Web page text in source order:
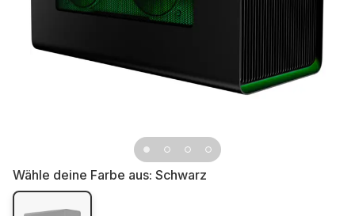
Wähle deine Farbe aus: Schwarz